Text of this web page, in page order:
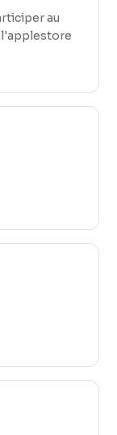
au
l'applestore